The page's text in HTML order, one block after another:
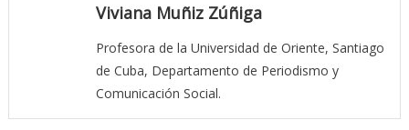
Viviana Muñiz Zúñiga
Profesora de la Universidad de Oriente, Santiago
de Cuba, Departamento de Periodismo y
Comunicación Social.